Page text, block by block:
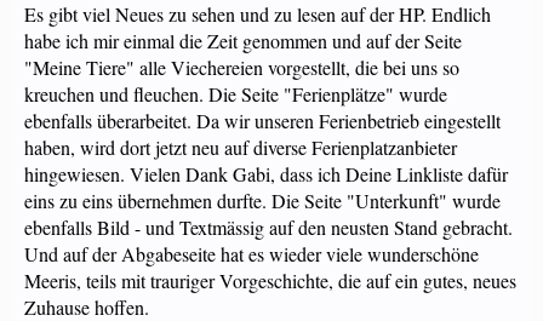
Es gibt viel Neues zu sehen und zu lesen auf der HP. Endlich
habe ich mir einmal die Zeit genommen und auf der Seite
"Meine Tiere" alle Viechereien vorgestellt, die bei uns so
kreuchen und fleuchen. Die Seite "Ferienplätze" wurde
ebenfalls überarbeitet. Da wir unseren Ferienbetrieb eingestellt
haben, wird dort jetzt neu auf diverse Ferienplatzanbieter
hingewiesen. Vielen Dank Gabi, dass ich Deine Linkliste dafür
eins zu eins übernehmen durfte. Die Seite "Unterkunft" wurde
ebenfalls Bild - und Textmässig auf den neusten Stand gebracht.
Und auf der Abgabeseite hat es wieder viele wunderschöne
Meeris, teils mit trauriger Vorgeschichte, die auf ein gutes, neues
Zuhause hoffen.